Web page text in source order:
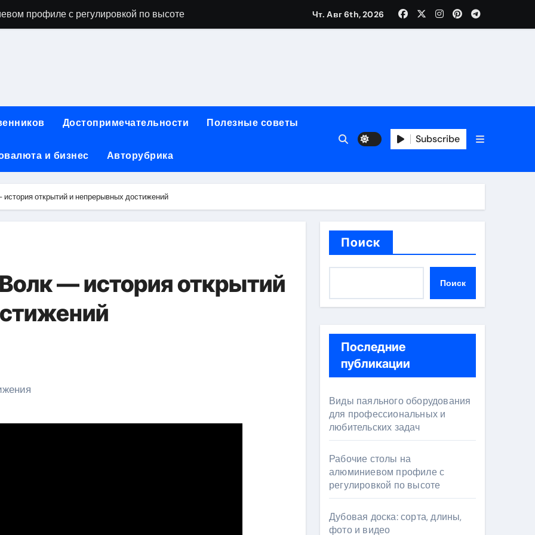
профиле с регулировкой по высоте
базальтовых огнеупорных матов
без верификации и участия банков с возможностью пополнения криптовалютой
проблемных угольных предприятий
и офисы продаж турагентств в России
Чт. Авг 6th, 2026
Достопримечательности Полезные советы
и бизнес Авторубрика
Subscribe
открытий и непрерывных достижений
— история открытий
Поиск
Поиск
Последние
публикации
Виды паяльного оборудования
для профессиональных и
любительских задач
Рабочие столы на
алюминиевом профиле с
регулировкой по высоте
Дубовая доска: сорта, длины,
фото и видео